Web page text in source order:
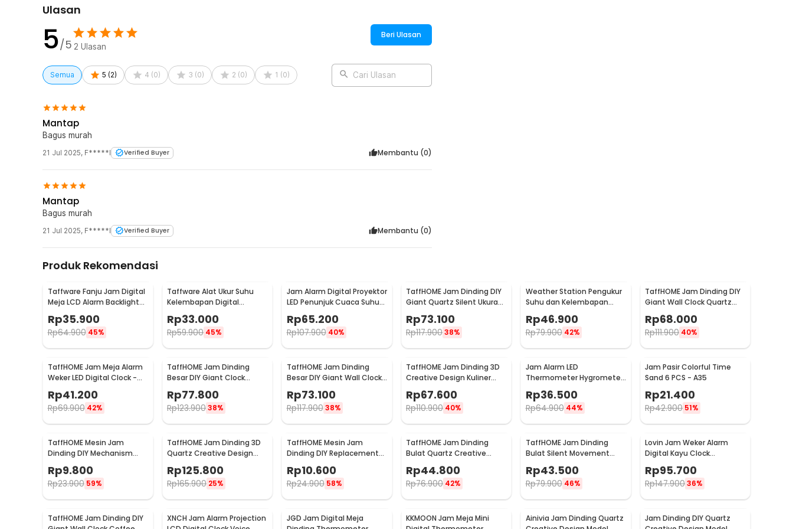
Revisi desain hanya berlaku sebelum proses produksi dimulai.
Kelengkapan Produk
Rincian yang Anda dapatkan untuk pembelian produk ini:
1 x TaffHOME Jam Dinding Bulat Quartz Indoor Wall Clock Round Shape 29cm - MS30
Ulasan
5/5 2 Ulasan
Beri Ulasan
Semua 5 (2) 4 (0) 3 (0) 2 (0) 1 (0) Cari Ulasan
Mantap
Bagus murah
21 Jul 2025, F*****I Verified Buyer Membantu (0)
Mantap
Bagus murah
21 Jul 2025, F*****I Verified Buyer Membantu (0)
Produk Rekomendasi
Taffware Fanju Jam Digital
Meja LCD Alarm Backlight
Sensor Suhu - JP9901
Rp35.900
Rp64.900 45%
Taffware Alat Ukur Suhu
Kelembapan Digital
dengan Jam Alarm
Kalender - HTC-2
Rp33.000
Rp59.900 45%
Jam Alarm Digital Proyektor
LED Penunjuk Cuaca Suhu
Ruangan - 8190
Rp65.200
Rp107.900 40%
TaffHOME Jam Dinding DIY
Giant Quartz Silent Ukuran
Besar 90-100cm - DIY-101
Rp73.100
Rp117.90038%
Weather Station Pengukur
Suhu dan Kelembapan
Desk Jam Alarm - 3210
Rp46.900
Rp79.900 42%
TaffHOME Jam Dinding DIY
Giant Wall Clock Quartz
90-100cm - DIY-105
Rp68.000
Rp111.900 40%
TaffHOME Jam Meja Alarm
Weker LED Digital Clock -
Rp41.200
Rp69.900 42%
TaffHOME Jam Dinding
Besar DIY Giant Clock
Quartz 90-100cm - DIY-106
Rp77.800
Rp123.90038%
TaffHOME Jam Dinding
Besar DIY Giant Wall Clock
90-100cm - DIY-104
Rp73.100
Rp117.900 38%
TaffHOME Jam Dinding 3D
Creative Design Kuliner
Sendok Garpu 30.5cm -
T6806
Rp67.600
Rp110.900 40%
Jam Alarm LED
Thermometer Hygrometer
Forecast Weather Station -
2159T
Rp36.500
Rp64.900 44%
Jam Pasir Colorful Time
Sand 6 PCS - A35
Rp21.400
Rp42.900 51%
TaffHOME Mesin Jam
Dinding DIY Mechanism
Quartz Replacement
Sparepart - 5168-S
Rp9.800
Rp23.900 59%
TaffHOME Jam Dinding 3D
Quartz Creative Design
Luxury Diamond 33cm -
T6807
Rp125.800
Rp165.900 25%
TaffHOME Mesin Jam
Dinding DIY Replacement
Silent Movement Quartz -
5168-S
Rp10.600
Rp24.900 58%
TaffHOME Jam Dinding
Bulat Quartz Creative
Design Modern 29cm -
H6588
Rp44.800
Rp76.900 42%
TaffHOME Jam Dinding
Bulat Silent Movement
Quartz Model Modern 29cm
- H6589
Rp43.500
Rp79.900 46%
Lovin Jam Weker Alarm
Digital Kayu Clock
- TX602
Rp95.700
Rp147.90036%
TaffHOME Jam Dinding DIY
XNCH Jam Alarm Projection
JGD Jam Digital Meja
KKMOON Jam Meja Mini
Ainivia Jam Dinding Quartz
Jam Dinding DIY Quartz